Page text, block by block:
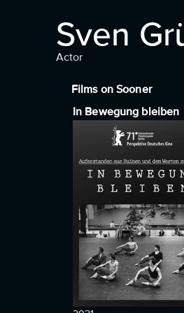
Sven
Actor
Films on Sooner
In Bewegung bleiben